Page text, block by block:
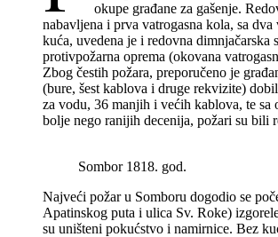
okupe građane za gašenje.
nabavljena i prva vatrogasna kola, sa
kuća, uvedena je i redovna
protivpožarna oprema (okovana
Zbog čestih požara, preporučeno je
(bure, šest kablova i druge rekvizite)
za vodu, 36 manjih i većih kablova, te
bolje nego ranijih decenija, požari su bili
Sombor 1818. god.
Najveći požar u Somboru dogodio se
Apatinskog puta i ulica Sv. Roke)
su uništeni pokućstvo i namirnice. Bez